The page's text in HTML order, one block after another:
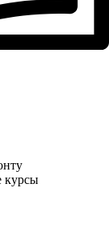
курсы